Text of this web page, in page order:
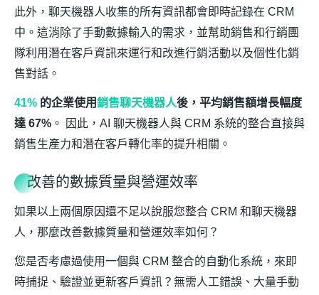
此外，聊天機器人收集的所有資訊都會即時記錄在 CRM
中。這消除了手動數據輸入的需求，並幫助銷售和行銷團
隊利用潛在客戶資訊來運行和改進行銷活動以及個性化銷
售對話。
41% 的企業使用銷售聊天機器人後，平均銷售額增長幅度
達 67% 。 因此，AI 聊天機器人與 CRM 系統的整合直接與
銷售生產力和潛在客戶轉化率的提升相關。
改善的數據質量與營運效率
如果以上兩個原因還不足以說服您整合 CRM 和聊天機器
人，那麼改善數據質量和營運效率如何？
您是否考慮過使用一個與 CRM 整合的自動化系統，來即
時捕捉、驗證並更新客戶資訊？無需人工錯誤、大量手動